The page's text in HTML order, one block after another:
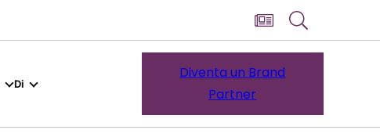
Di
Diventa un Brand
Partner